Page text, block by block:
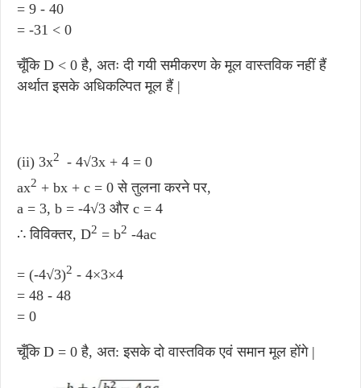
= 9 - 40
= -31 < 0
चूँकि D < 0 है, अतः दी गयी समीकरण के मूल वास्तविक नहीं हैं
अर्थात इसके अधिकल्पित मूल हैं |
(ii) 3x2
​ - 4√3x + 4 = 0
ax2 + bx + c = 0 से तुलना करने पर,
a = 3, b = -4√3 और c = 4
∴ विविक्तर, D2 = b2 -4ac
= (-4√3)2 - 4×3×4
= 48 - 48
= 0
चूँकि D = 0 है, अत: इसके दो वास्तविक एवं समान मूल होंगे |